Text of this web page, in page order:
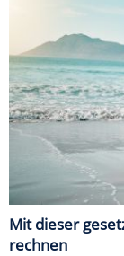
Mit dieser
rechnen